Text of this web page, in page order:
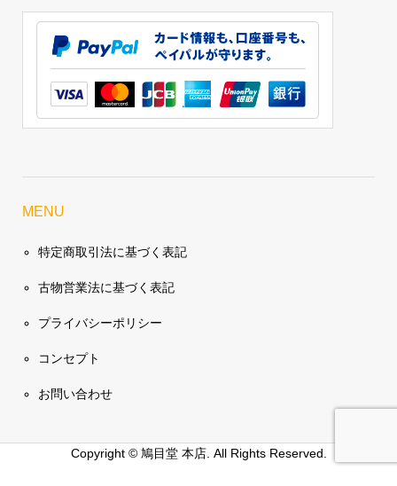
MENU
特定商取引法に基づく表記
古物営業法に基づく表記
プライバシーポリシー
コンセプト
お問い合わせ
Copyright ©鳩目堂 本店. All Rights Reserved.